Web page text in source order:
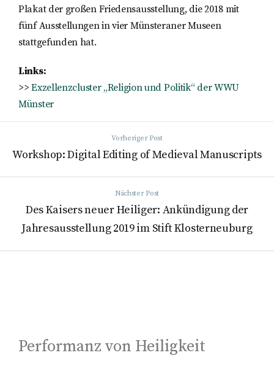
Plakat der großen Friedensausstellung, die 2018 mit
fünf Ausstellungen in vier Münsteraner Museen
stattgefunden hat.
Links:
>>Exzellenzcluster „Religion und Politik“ der WWU
Münster
Vorheriger Post
Workshop: Digital Editing of Medieval Manuscripts
Nächster Post
Des Kaisers neuer Heiliger: Ankündigung der
Jahresausstellung 2019 im Stift Klosterneuburg
Performanz von Heiligkeit